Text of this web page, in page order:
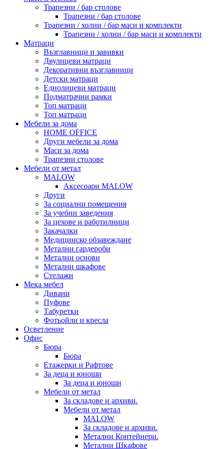
Трапезни / бар столове
Трапезни / бар столове
Трапезни / холни / бар маси и комплекти
Трапезни / холни / бар маси и комплекти
Матраци
Възглавници и завивки
Двулицеви матраци
Декоративни възглавници
Детски матраци
Еднолицеви матраци
Подматрачни рамки
Топ матраци
Топ матраци
Мебели за дома
HOME OFFICE
Други мебели за дома
Маси за дома
Трапезни столове
Мебели от метал
MALOW
Аксесоари MALOW
Други
За социални помещения
За учебни заведения
За цехове и работилници
Закачалки
Медицинско обзавеждане
Метални гардероби
Метални основи
Метални шкафове
Стелажи
Мека мебел
Дивани
Пуфове
Табуретки
Фотьойли и кресла
Осветление
Офис
Бюра
Бюра
Етажерки и Рафтове
За деца и юноши
За деца и юноши
Мебели от метал
За складове и архиви.
Мебели от метал
MALOW
За складове и архиви.
Метални Контейнери.
Метални Шкафове